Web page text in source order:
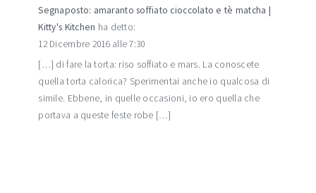
Segnaposto: amaranto soffiato cioccolato e tè matcha |
Kitty's Kitchen ha detto:
12 Dicembre 2016 alle 7:30
[…] di fare la torta: riso soffiato e mars. La conoscete
quella torta calorica? Sperimentai anche io qualcosa di
simile. Ebbene, in quelle occasioni, io ero quella che
portava a queste feste robe […]